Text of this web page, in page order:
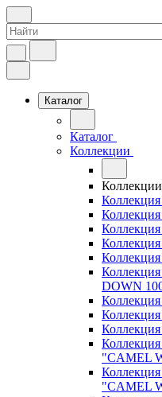
Каталог
Каталог
Коллекции
Коллекции
DOWN
"CAMEL
"CAMEL